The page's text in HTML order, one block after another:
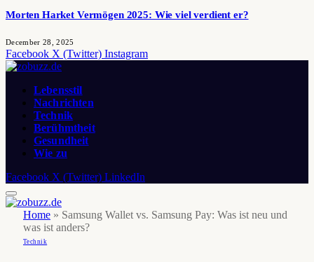
Morten Harket Vermögen 2025: Wie viel verdient er?
December 28, 2025
Facebook X (Twitter) Instagram
Lebensstil
Nachrichten
Technik
Berühmtheit
Gesundheit
Wie zu
Facebook X (Twitter) LinkedIn
Home » Samsung Wallet vs. Samsung Pay: Was ist neu und
was ist anders?
Technik